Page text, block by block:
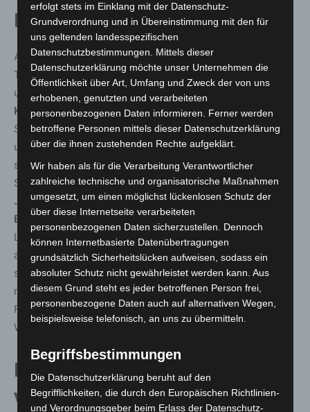
Kröpcke-Bühne
Auch am Kröpcke spielt die Musik: Um 11 Uhr serviert
TrioMango y Papayaeinen Mix Rock, Pop, Jazz, Latin
und Soul. Zwei Musiker mehr bringt ab 12.35 Uhr
Kürscheauf die Bühne: anspruchsvoller
Singer/Songwriter-Indie Pop, humorvolles Entertainment
und wie gewohnt „very british“.Mariposa(14 Uhr) setzen
sich weitere Ziele – die musikalische Reise führt von
Südamerika nach Osteuropa. Der Swing der 1930er-
Jahre ist die Jazz-Mission vonThe Stomping Sugar
Band(15.25 Uhr): Es darf getanzt werden – gern ein
Lindy Hop! Die Musik vergangener Generationen hat es
auchMe & Ms Jacobsangetan: Die Songs des Quintetts
sind leidenschaftlich bis ungestüm und manchmal etwas
melancholisch. Mit ihrer kraftvollen Stimme bewegt sich
Front-Frau Lina Jacobs „irgendwo zwischen Amy
Winehouse und Janis Joplin“ (Neue Presse).
Bühne der Vielfalt – präsentiert
von der Initiative women*in music
erfolgt stets im Einklang mit der Datenschutz-
Grundverordnung und in Übereinstimmung mit den für
uns geltenden landesspezifischen
Datenschutzbestimmungen. Mittels dieser
Datenschutzerklärung möchte unser Unternehmen die
Öffentlichkeit über Art, Umfang und Zweck der von uns
erhobenen, genutzten und verarbeiteten
personenbezogenen Daten informieren. Ferner werden
betroffene Personen mittels dieser Datenschutzerklärung
über die ihnen zustehenden Rechte aufgeklärt.
Wir haben als für die Verarbeitung Verantwortlicher
zahlreiche technische und organisatorische Maßnahmen
umgesetzt, um einen möglichst lückenlosen Schutz der
über diese Internetseite verarbeiteten
personenbezogenen Daten sicherzustellen. Dennoch
können Internetbasierte Datenübertragungen
grundsätzlich Sicherheitslücken aufweisen, sodass ein
absoluter Schutz nicht gewährleistet werden kann. Aus
diesem Grund steht es jeder betroffenen Person frei,
personenbezogene Daten auch auf alternativen Wegen,
beispielsweise telefonisch, an uns zu übermitteln.
Begriffsbestimmungen
Die Datenschutzerklärung beruht auf den
Begrifflichkeiten, die durch den Europäischen Richtlinien-
und Verordnungsgeber beim Erlass der Datenschutz-